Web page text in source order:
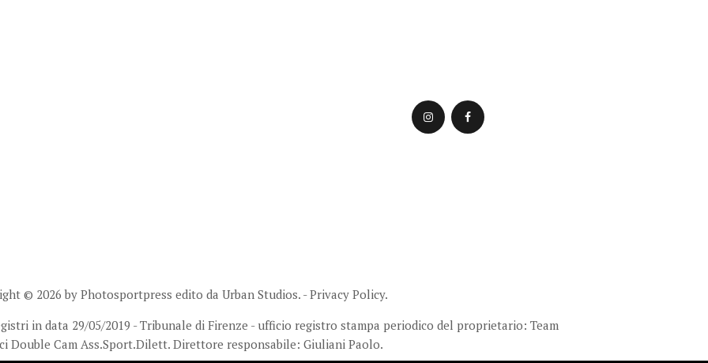
© 2026 by Photosportpress edito da Urban Studios. -Privacy Policy.
in data 29/05/2019 - Tribunale di Firenze - ufficio registro stampa periodico del proprietario: Team
Double Cam Ass.Sport.Dilett. Direttore responsabile: Giuliani Paolo.